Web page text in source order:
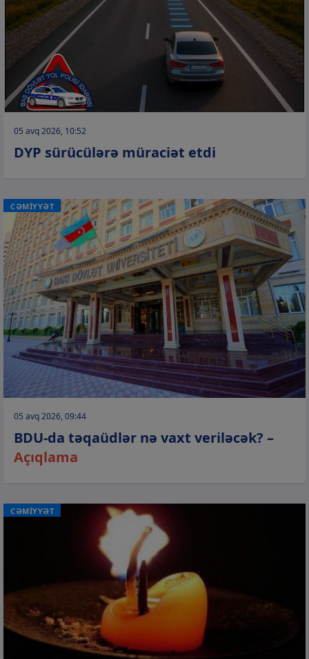
05 avq 2026, 10:52
DYP sürücülərə müraciət etdi
CƏMİYYƏT
05 avq 2026, 09:44
BDU-da təqaüdlər nə vaxt veriləcək? –
Açıqlama
CƏMİYYƏT